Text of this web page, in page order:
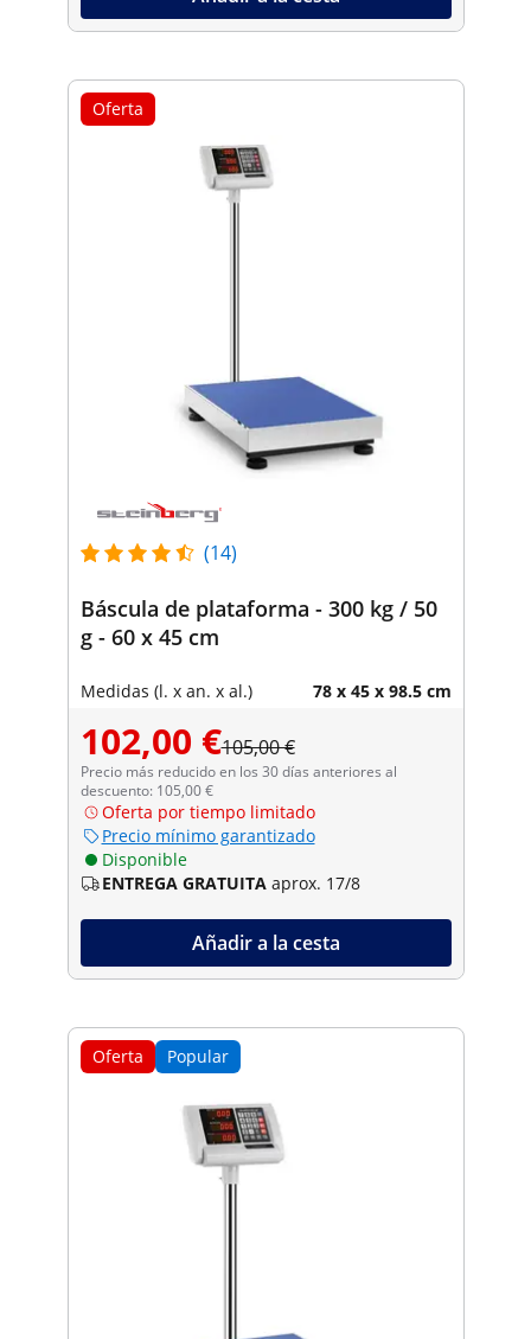
Oferta
(14)
Báscula de plataforma - 300 kg / 50
g - 60 x 45 cm
Medidas (l. x an. x al.) 78 x 45 x 98.5 cm
102,00 €105,00 €
Precio más reducido en los 30 días anteriores al
descuento: 105,00 €
Oferta por tiempo limitado
Precio mínimo garantizado
Disponible
ENTREGA GRATUITA aprox. 17/8
Añadir a la cesta
Oferta Popular